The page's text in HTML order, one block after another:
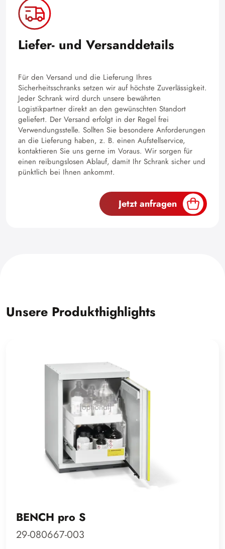
Liefer- und Versanddetails
Für den Versand und die Lieferung Ihres
Sicherheitsschranks setzen wir auf höchste Zuverlässigkeit.
Jeder Schrank wird durch unsere bewährten
Logistikpartner direkt an den gewünschten Standort
geliefert. Der Versand erfolgt in der Regel frei
Verwendungsstelle. Sollten Sie besondere Anforderungen
an die Lieferung haben, z. B. einen Aufstellservice,
kontaktieren Sie uns gerne im Voraus. Wir sorgen für
einen reibungslosen Ablauf, damit Ihr Schrank sicher und
pünktlich bei Ihnen ankommt.
Jetzt anfragen
Unsere Produkthighlights
BENCH pro S
29-080667-003